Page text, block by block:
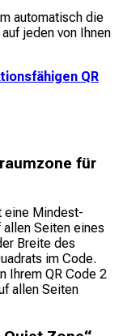
automatisch die
jeden von Ihnen
QR
für
eine Mindest-
allen Seiten eines
Breite des
im Code.
Ihrem QR Code 2
allen Seiten